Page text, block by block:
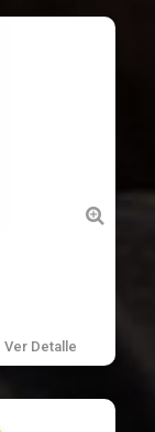
Ver Detalle